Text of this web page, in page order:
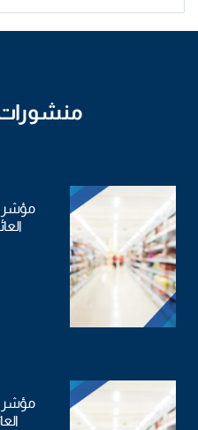
مؤشر
مؤشر